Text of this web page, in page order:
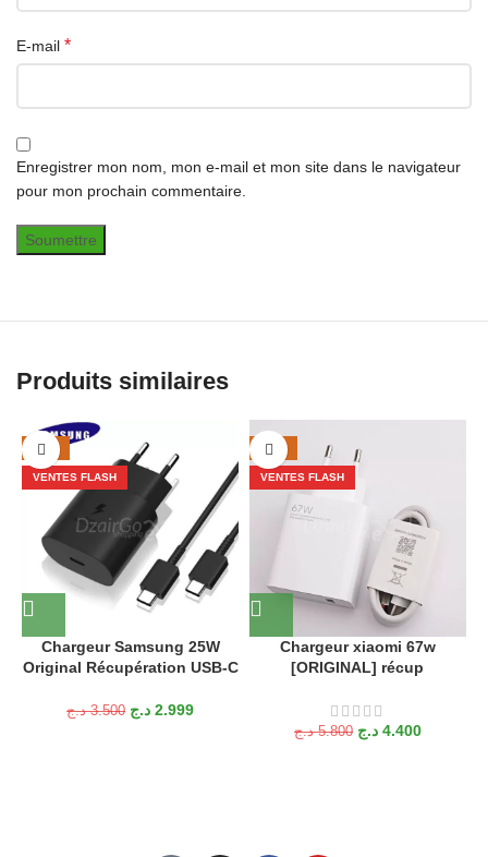
E-mail *
Enregistrer mon nom, mon e-mail et mon site dans le navigateur
pour mon prochain commentaire.
Produits similaires
-14%
VENTES FLASH
Chargeur Samsung 25W
Original Récupération USB-C
3.500 د.ج 2.999 د.ج
-24%
VENTES FLASH
Chargeur xiaomi 67w
[ORIGINAL] récup
5.800 د.ج 4.400 د.ج